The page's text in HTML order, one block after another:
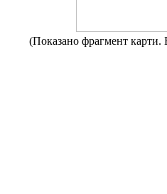
(Показано фрагмент карти.